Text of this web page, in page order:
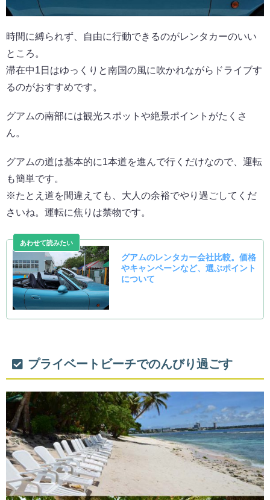
時間に縛られず、自由に行動できるのがレンタカーのいい
ところ。
滞在中1日はゆっくりと南国の風に吹かれながらドライブす
るのがおすすめです。
グアムの南部には観光スポットや絶景ポイントがたくさ
ん。
グアムの道は基本的に1本道を進んで行くだけなので、運転
も簡単です。
※たとえ道を間違えても、大人の余裕でやり過ごしてくだ
さいね。運転に焦りは禁物です。
プライベートビーチでのんびり過ごす